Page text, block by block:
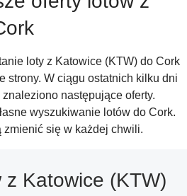
loty z Katowice (KTW) do Cork
strony. W ciągu ostatnich kilku dni
następujące oferty.
wyszukiwanie lotów do Cork.
się w każdej chwili.
z Katowice (KTW)